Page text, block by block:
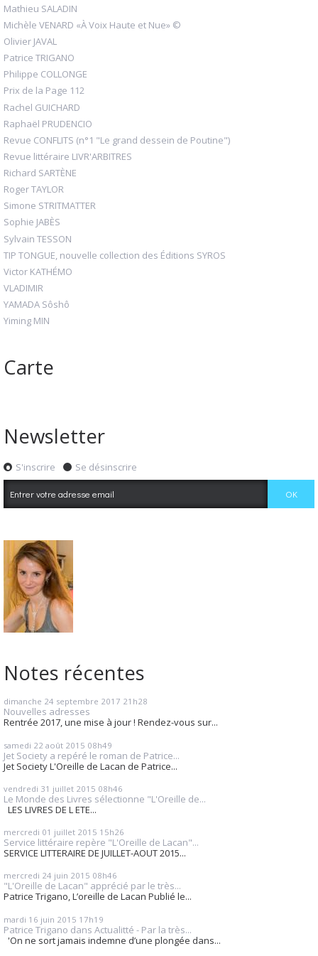
Mathieu SALADIN
Michèle VENARD «À Voix Haute et Nue» ©
Olivier JAVAL
Patrice TRIGANO
Philippe COLLONGE
Prix de la Page 112
Rachel GUICHARD
Raphaël PRUDENCIO
Revue CONFLITS (n°1 "Le grand dessein de Poutine")
Revue littéraire LIVR'ARBITRES
Richard SARTÈNE
Roger TAYLOR
Simone STRITMATTER
Sophie JABÈS
Sylvain TESSON
TIP TONGUE, nouvelle collection des Éditions SYROS
Victor KATHÉMO
VLADIMIR
YAMADA Sôshô
Yiming MIN
Carte
Newsletter
S'inscrire Se désinscrire
Notes récentes
dimanche 24 septembre 2017 21h28
Nouvelles adresses
Rentrée 2017, une mise à jour ! Rendez-vous sur...
samedi 22 août 2015 08h49
Jet Society a repéré le roman de Patrice...
Jet Society L'Oreille de Lacan de Patrice...
vendredi 31 juillet 2015 08h46
Le Monde des Livres sélectionne "L'Oreille de...
LES LIVRES DE L ETE...
mercredi 01 juillet 2015 15h26
Service littéraire repère "L'Oreille de Lacan"...
SERVICE LITTERAIRE DE JUILLET-AOUT 2015...
mercredi 24 juin 2015 08h46
"L'Oreille de Lacan" apprécié par le très...
Patrice Trigano, L’oreille de Lacan Publié le...
mardi 16 juin 2015 17h19
Patrice Trigano dans Actualitté - Par la très...
'On ne sort jamais indemne d’une plongée dans...